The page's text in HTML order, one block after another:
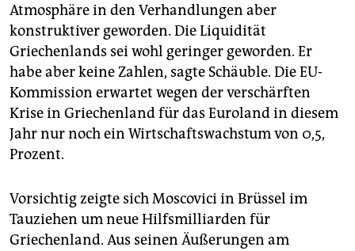
Atmosphäre in den Verhandlungen aber
konstruktiver geworden. Die Liquidität
Griechenlands sei wohl geringer geworden. Er
habe aber keine Zahlen, sagte Schäuble. Die EU-
Kommission erwartet wegen der verschärften
Krise in Griechenland für das Euroland in diesem
Jahr nur noch ein Wirtschaftswachstum von 0,5,
Prozent.
Vorsichtig zeigte sich Moscovici in Brüssel im
Tauziehen um neue Hilfsmilliarden für
Griechenland. Aus seinen Äußerungen am